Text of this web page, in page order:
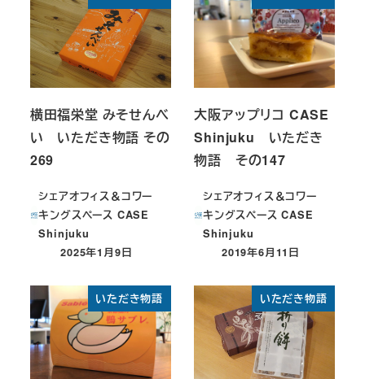
横田福栄堂 みそせんべ
い いただき物語 その
269
シェアオフィス＆コワー
キングスペース CASE
Shinjuku
投稿日
2025年1月9日
大阪アップリコ CASE
Shinjuku いただき
物語 その147
シェアオフィス＆コワー
キングスペース CASE
Shinjuku
投稿日
2019年6月11日
いただき物語 いただき物語